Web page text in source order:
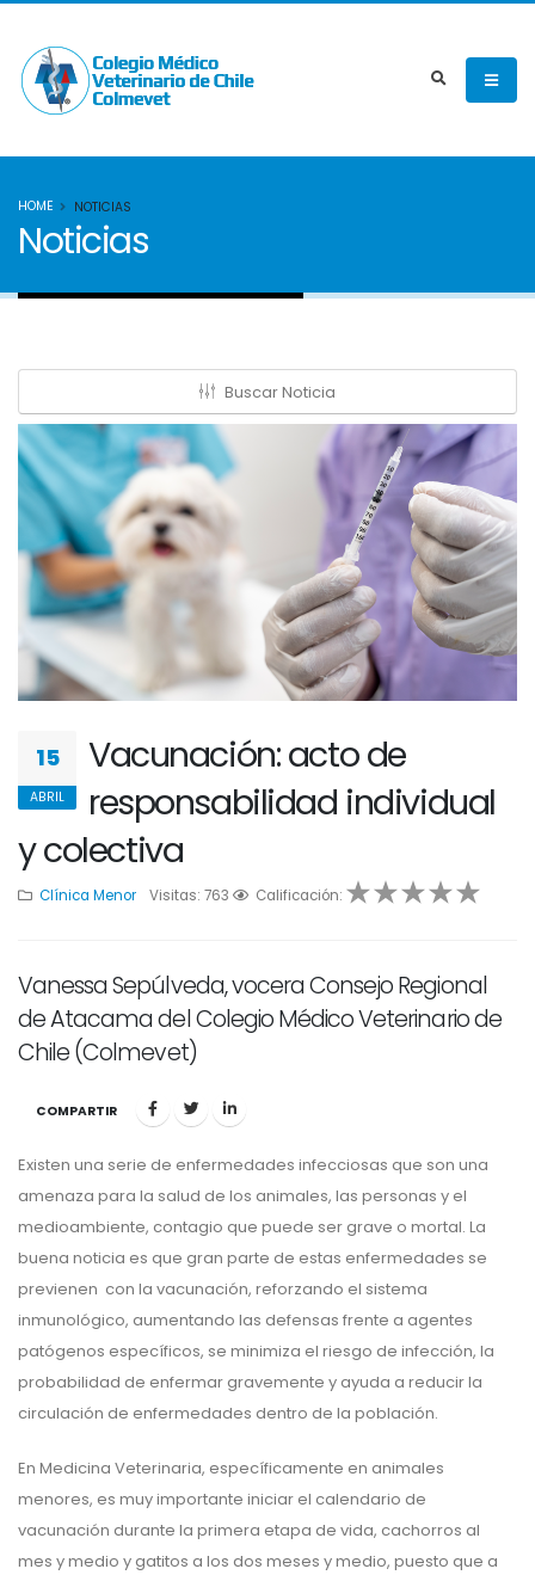
HOME NOTICIAS
Noticias
Buscar Noticia
15
ABRIL
Vacunación: acto de
responsabilidad individual
y colectiva
Clínica Menor Visitas: 763 Calificación:
1 2 3 4 5
Vanessa Sepúlveda, vocera Consejo Regional
de Atacama del Colegio Médico Veterinario de
Chile (Colmevet)
COMPARTIR
Existen una serie de enfermedades infecciosas que son una
amenaza para la salud de los animales, las personas y el
medioambiente, contagio que puede ser grave o mortal. La
buena noticia es que gran parte de estas enfermedades se
previenen con la vacunación, reforzando el sistema
inmunológico, aumentando las defensas frente a agentes
patógenos específicos, se minimiza el riesgo de infección, la
probabilidad de enfermar gravemente y ayuda a reducir la
circulación de enfermedades dentro de la población.
En Medicina Veterinaria, específicamente en animales
menores, es muy importante iniciar el calendario de
vacunación durante la primera etapa de vida, cachorros al
mes y medio y gatitos a los dos meses y medio, puesto que a